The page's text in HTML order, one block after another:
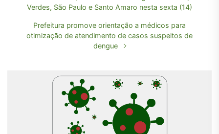
Verdes, São Paulo e Santo Amaro nesta sexta (14)
Prefeitura promove orientação a médicos para
otimização de atendimento de casos suspeitos de
dengue